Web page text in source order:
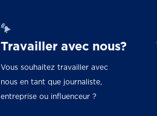
Travailler avec nous?
Vous souhaitez travailler avec
nous en tant que journaliste,
entreprise ou influenceur ?